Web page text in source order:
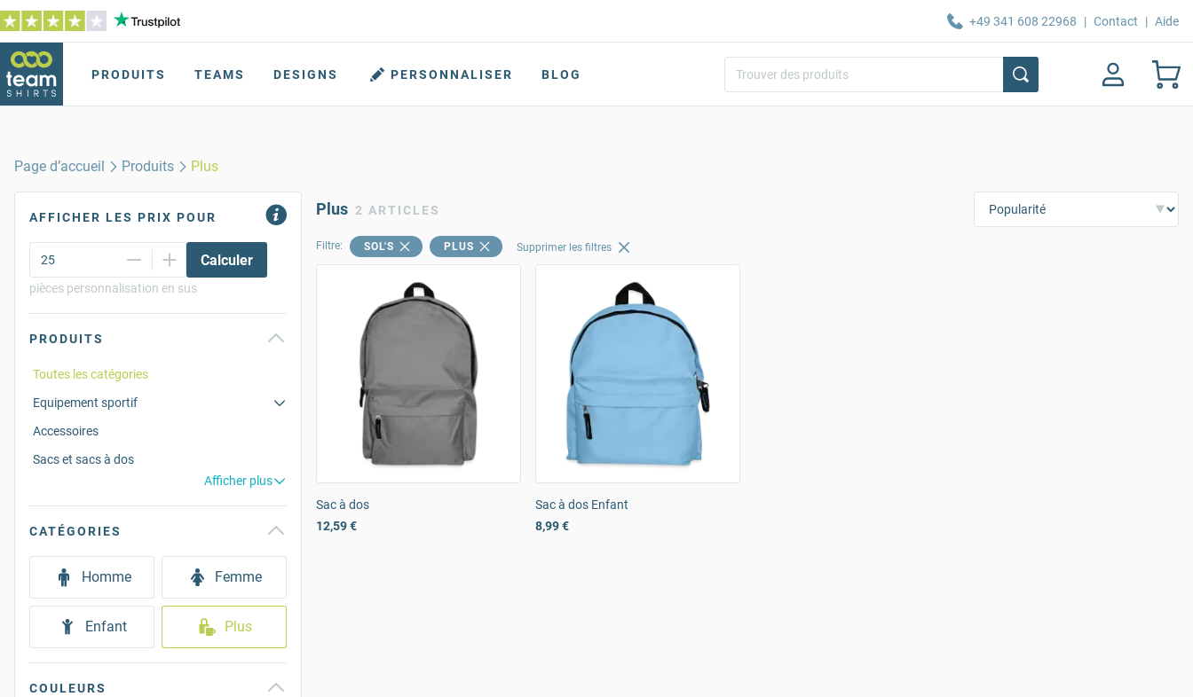
+49 341 608 22968 | Contact | Aide
PRODUITS TEAMS DESIGNS PERSONNALISER BLOG
Page d’accueil Produits Plus
AFFICHER LES PRIX POUR
Calculer
pièces personnalisation en sus
PRODUITS
Toutes les catégories
Equipement sportif
Accessoires
Sacs et sacs à dos
Afficher plus
CATÉGORIES
Homme Femme
Enfant Plus
COULEURS
Plus 2 ARTICLES
Filtre: SOL'S PLUS Supprimer les filtres
Sac à dos
12,59 €
Sac à dos Enfant
8,99 €